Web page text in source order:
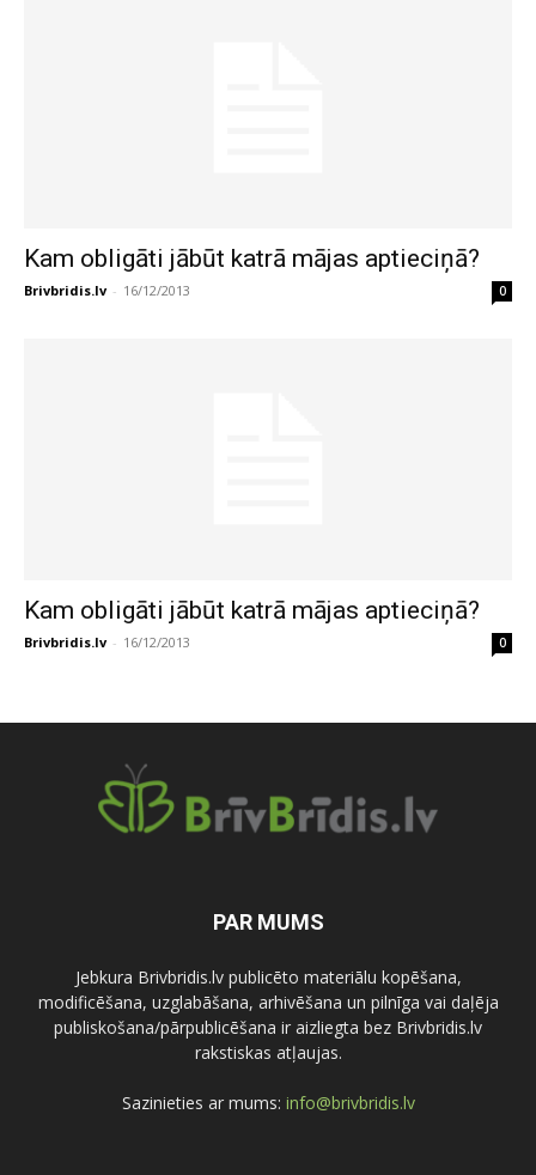
Kam obligāti jābūt katrā mājas aptieciņā?
Brivbridis.lv - 16/12/2013 0
Kam obligāti jābūt katrā mājas aptieciņā?
Brivbridis.lv - 16/12/2013 0
PAR MUMS
Jebkura Brivbridis.lv publicēto materiālu kopēšana,
modificēšana, uzglabāšana, arhivēšana un pilnīga vai daļēja
publiskošana/pārpublicēšana ir aizliegta bez Brivbridis.lv
rakstiskas atļaujas.
Sazinieties ar mums: info@brivbridis.lv